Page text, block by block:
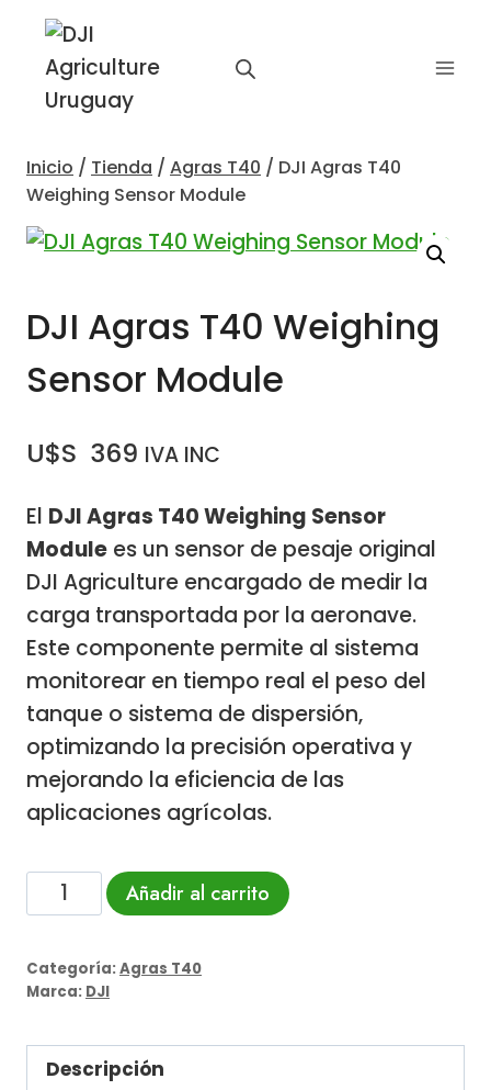
Saltar
contenido
Inicio / Tienda / Agras T40 / DJI Agras T40
Weighing Sensor Module
DJI Agras T40 Weighing
Sensor Module
U$S 369 IVA INC
El DJI Agras T40 Weighing Sensor
Module es un sensor de pesaje original
DJI Agriculture encargado de medir la
carga transportada por la aeronave.
Este componente permite al sistema
monitorear en tiempo real el peso del
tanque o sistema de dispersión,
optimizando la precisión operativa y
mejorando la eficiencia de las
aplicaciones agrícolas.
Agras
Weighing
Module
cantidad
Añadir al carrito
Categoría:Agras T40
Marca: DJI
Descripción